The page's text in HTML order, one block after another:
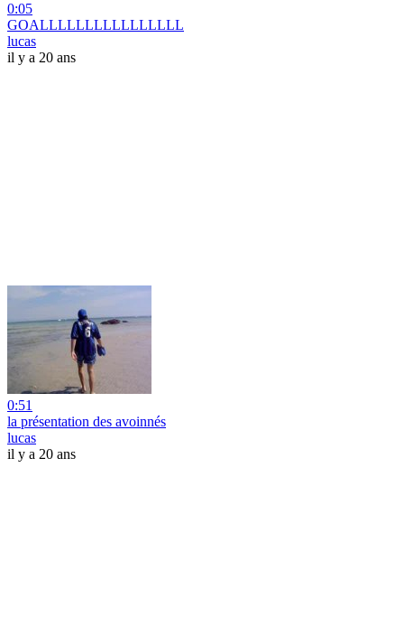
0:05
GOALLLLLLLLLLLLLLLL
lucas
il y a 20 ans
0:51
la présentation des avoinnés
lucas
il y a 20 ans